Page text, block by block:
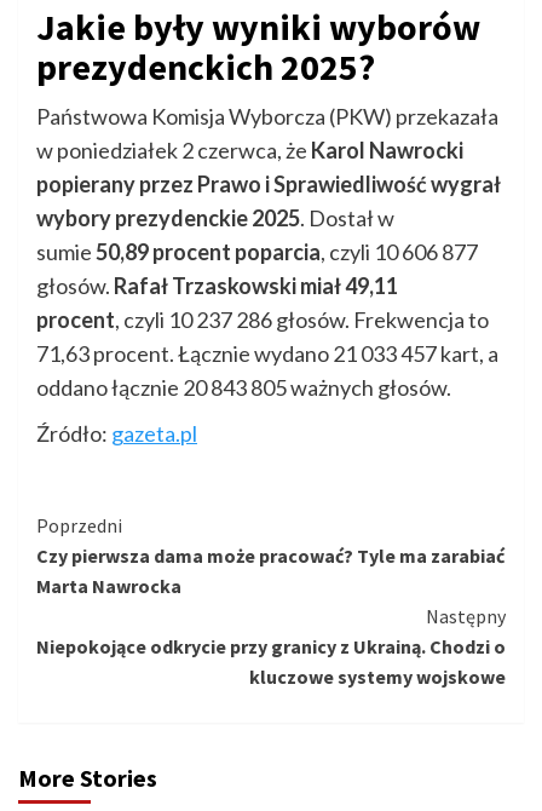
Jakie były wyniki wyborów
prezydenckich 2025?
Państwowa Komisja Wyborcza (PKW) przekazała
w poniedziałek 2 czerwca, że Karol Nawrocki
popierany przez Prawo i Sprawiedliwość wygrał
wybory prezydenckie 2025. Dostał w
sumie50,89 procent poparcia, czyli 10 606 877
głosów. Rafał Trzaskowski miał 49,11
procent, czyli 10 237 286 głosów. Frekwencja to
71,63 procent. Łącznie wydano 21 033 457 kart, a
oddano łącznie 20 843 805 ważnych głosów.
Źródło: gazeta.pl
Kontynuuj
czytanie
Poprzedni
Czy pierwsza dama może pracować? Tyle ma zarabiać
Marta Nawrocka
Następny
Niepokojące odkrycie przy granicy z Ukrainą. Chodzi o
kluczowe systemy wojskowe
More Stories